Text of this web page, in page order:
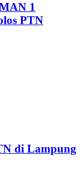
1
PTN
di Lampung